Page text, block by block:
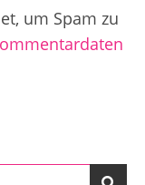
um Spam zu